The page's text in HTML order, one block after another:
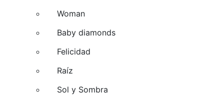
Woman
Baby diamonds
Felicidad
Raíz
Sol y Sombra